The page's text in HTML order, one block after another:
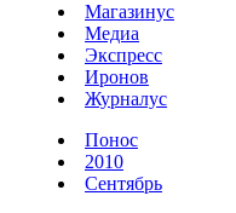
Магазинус
Медиа
Экспресс
Иронов
Журналус
Понос
2010
Сентябрь